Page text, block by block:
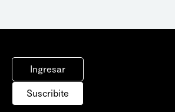
Ingresar
Suscribite